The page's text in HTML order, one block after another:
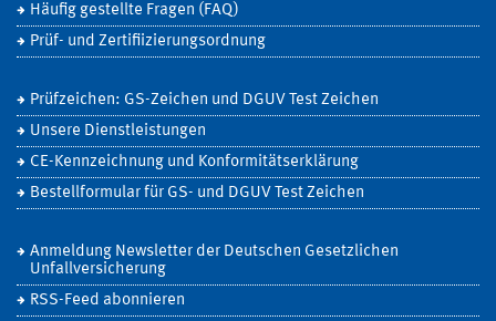
Häufig gestellte Fragen (FAQ)
Prüf- und Zertifiizierungsordnung
Prüfzeichen: GS-Zeichen und DGUV Test Zeichen
Unsere Dienstleistungen
CE-Kennzeichnung und Konformitätserklärung
Bestellformular für GS- und DGUV Test Zeichen
Anmeldung Newsletter der Deutschen Gesetzlichen
Unfallversicherung
RSS-Feed abonnieren